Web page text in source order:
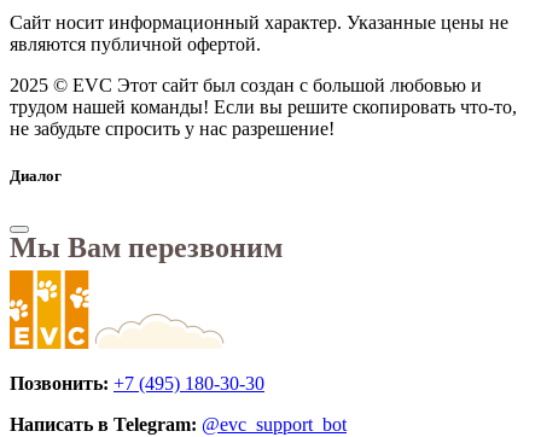
Сайт носит информационный характер. Указанные цены не
являются публичной офертой.
2025 © EVC Этот сайт был создан с большой любовью и
трудом нашей команды! Если вы решите скопировать что-то,
не забудьте спросить у нас разрешение!
Диалог
Мы Вам перезвоним
Позвонить: +7 (495) 180-30-30
Написать в Telegram: @evc_support_bot